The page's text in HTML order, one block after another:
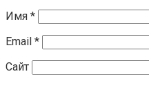
Имя *
Email *
Сайт